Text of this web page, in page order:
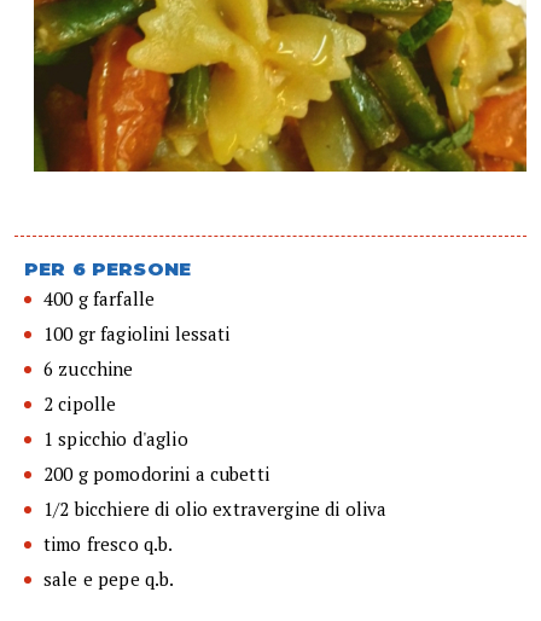
PER 6 PERSONE
400 g farfalle
100 gr fagiolini lessati
6 zucchine
2 cipolle
1 spicchio d'aglio
200 g pomodorini a cubetti
1/2 bicchiere di olio extravergine di oliva
timo fresco q.b.
sale e pepe q.b.